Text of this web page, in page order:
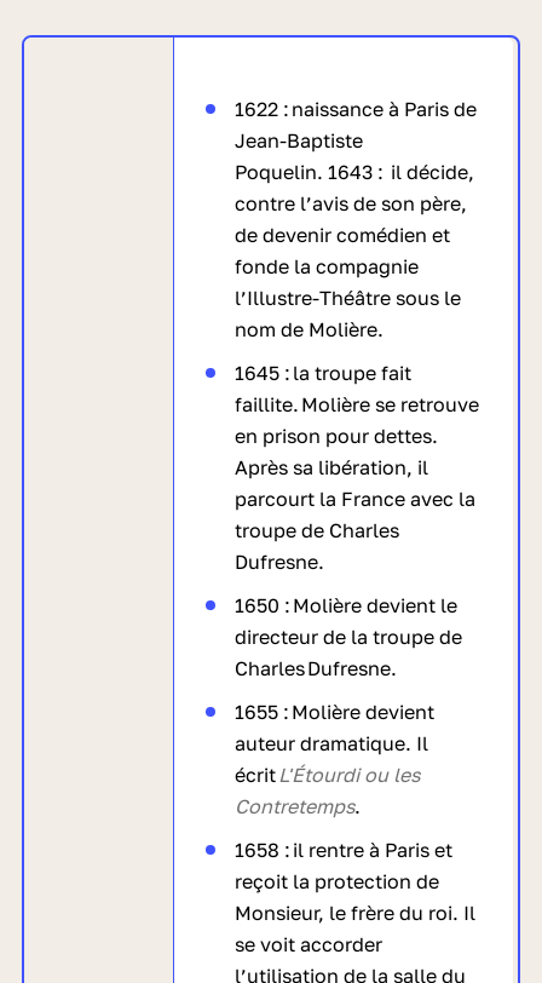
1622 : naissance à Paris de
Jean-Baptiste
Poquelin. 1643 : il décide,
contre l’avis de son père,
de devenir comédien et
fonde la compagnie
l’Illustre-Théâtre sous le
nom de Molière.
1645 : la troupe fait
faillite. Molière se retrouve
en prison pour dettes.
Après sa libération, il
parcourt la France avec la
troupe de Charles
Dufresne.
1650 : Molière devient le
directeur de la troupe de
Charles Dufresne.
1655 : Molière devient
auteur dramatique. Il
écritL'Étourdi ou les
Contretemps.
1658 : il rentre à Paris et
reçoit la protection de
Monsieur, le frère du roi. Il
se voit accorder
l’utilisation de la salle du